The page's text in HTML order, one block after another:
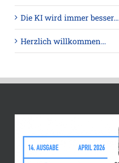
Die KI wird immer besser…
Herzlich willkommen…